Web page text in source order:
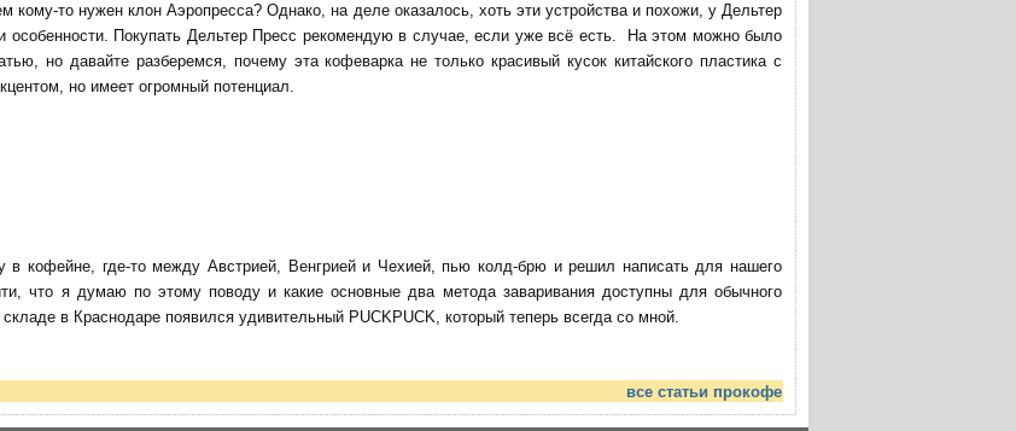
кому-то нужен клон Аэропресса? Однако, на деле оказалось, хоть эти устройства и похожи, у Дельтер
особенности. Покупать Дельтер Пресс рекомендую в случае, если уже всё есть. На этом можно было
но давайте разберемся, почему эта кофеварка не только красивый кусок китайского пластика с
но имеет огромный потенциал.
в кофейне, где-то между Австрией, Венгрией и Чехией, пью колд-брю и решил написать для нашего
что я думаю по этому поводу и какие основные два метода заваривания доступны для обычного
складе в Краснодаре появился удивительный PUCKPUCK, который теперь всегда со мной.
все статьи прокофе